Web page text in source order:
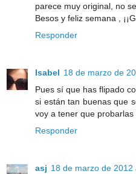
parece muy original, no
Besos y feliz semana ,
Responder
Isabel 18 de marzo de
Pues sí que has flipado
si están tan buenas que
voy a tener que probarlas
Responder
asj 18 de marzo de 2012